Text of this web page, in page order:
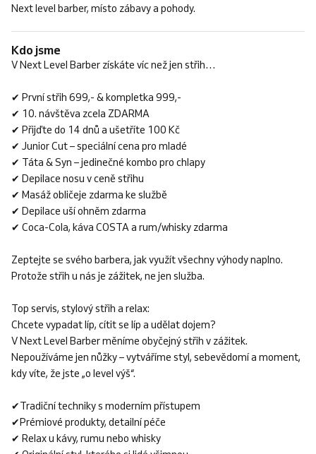
Next level barber, místo zábavy a pohody.
Kdo jsme
V Next Level Barber získáte víc než jen střih…
✔ První střih 699,- & kompletka 999,-
✔ 10. návštěva zcela ZDARMA
✔ Přijďte do 14 dnů a ušetříte 100 Kč
✔ Junior Cut – speciální cena pro mladé
✔ Táta & Syn – jedinečné kombo pro chlapy
✔ Depilace nosu v ceně střihu
✔ Masáž obličeje zdarma ke službě
✔ Depilace uší ohněm zdarma
✔ Coca-Cola, káva COSTA a rum/whisky zdarma
Zeptejte se svého barbera, jak využít všechny výhody naplno.
Protože střih u nás je zážitek, ne jen služba.
Top servis, stylový střih a relax:
Chcete vypadat líp, cítit se líp a udělat dojem?
V Next Level Barber měníme obyčejný střih v zážitek.
Nepoužíváme jen nůžky – vytváříme styl, sebevědomí a moment,
kdy víte, že jste „o level výš“.
✔Tradiční techniky s moderním přístupem
✔Prémiové produkty, detailní péče
✔ Relax u kávy, rumu nebo whisky